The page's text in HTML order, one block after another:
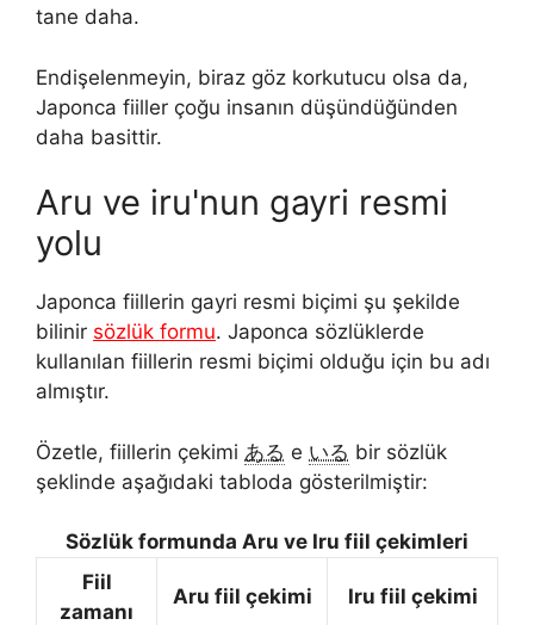
tane daha.
Endişelenmeyin, biraz göz korkutucu olsa da,
Japonca fiiller çoğu insanın düşündüğünden
daha basittir.
Aru ve iru'nun gayri resmi
yolu
Japonca fiillerin gayri resmi biçimi şu şekilde
bilinir sözlük formu. Japonca sözlüklerde
kullanılan fiillerin resmi biçimi olduğu için bu adı
almıştır.
Özetle, fiillerin çekimi ある e いる bir sözlük
şeklinde aşağıdaki tabloda gösterilmiştir:
Sözlük formunda Aru ve Iru fiil çekimleri
Fiil
zamanı
Aru fiil çekimi Iru fiil çekimi